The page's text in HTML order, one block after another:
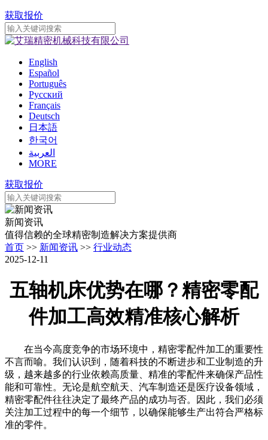
获取报价
English
Español
Português
Pусский
Français
Deutsch
日本語
한국어
العربية
MORE
获取报价
新闻资讯
值得信赖的全球精密制造解决方案提供商
首页 >> 新闻资讯 >> 行业动态
2025-12-11
五轴机床优势在哪？精密零配
件加工高效精准核心解析
在当今高度竞争的市场环境中，精密零配件加工的重要性
不言而喻。我们认识到，随着科技的不断进步和工业制造的升
级，越来越多的行业依赖高质量、精准的零配件来确保产品性
能和可靠性。无论是航空航天、汽车制造还是医疗设备领域，
精密零配件往往决定了最终产品的成功与否。因此，我们必须
关注加工过程中的每一个细节，以确保能够生产出符合严格标
准的零件。